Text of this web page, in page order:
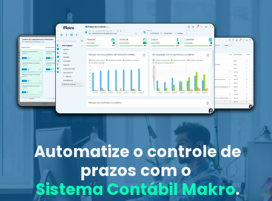
Automatize o controle de
prazos com o
Sistema Contábil Makro.